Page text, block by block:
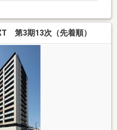
第3期13次（先着順）